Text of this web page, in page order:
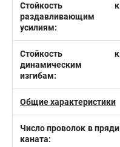
Стойкость к
раздавливающим
усилиям:
Стойкость к
динамическим
изгибам:
Общие характеристики
Число проволок в пряди
каната: